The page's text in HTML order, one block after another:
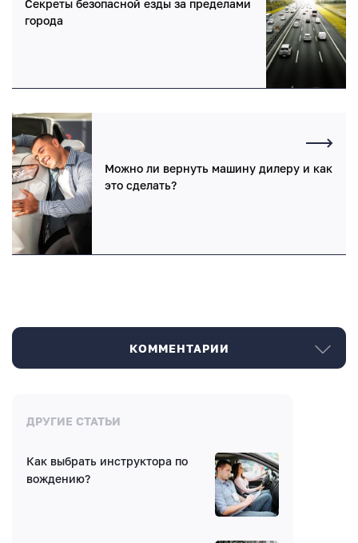
Секреты безопасной езды за пределами
города
Можно ли вернуть машину дилеру и как
это сделать?
КОММЕНТАРИИ
Нет комментариев
ДРУГИЕ СТАТЬИ
Как выбрать инструктора по
вождению?